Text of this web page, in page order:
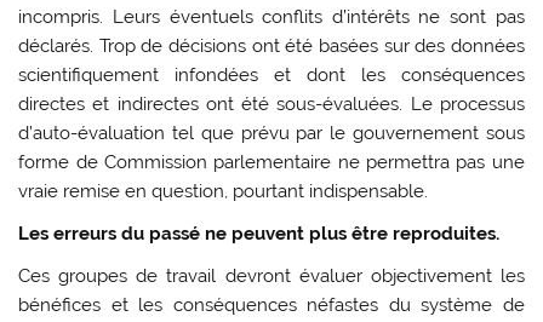
incompris. Leurs éventuels conflits d’intérêts ne sont pas
déclarés. Trop de décisions ont été basées sur des données
scientifiquement infondées et dont les conséquences
directes et indirectes ont été sous-évaluées. Le processus
d’auto-évaluation tel que prévu par le gouvernement sous
forme de Commission parlementaire ne permettra pas une
vraie remise en question, pourtant indispensable.
Les erreurs du passé ne peuvent plus être reproduites.
Ces groupes de travail devront évaluer objectivement les
bénéfices et les conséquences néfastes du système de